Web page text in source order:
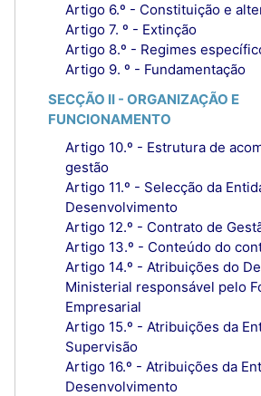
Artigo 6.º - Constituição e
Artigo 7. º - Extinção
Artigo 8.º - Regimes
Artigo 9. º - Fundamentação
SECÇÃO II - ORGANIZAÇÃO E
FUNCIONAMENTO
Artigo 10.º - Estrutura de
gestão
Artigo 11.º - Selecção da
Desenvolvimento
Artigo 12.º - Contrato de
Artigo 13.º - Conteúdo do
Artigo 14.º - Atribuições do
Ministerial responsável pelo
Empresarial
Artigo 15.º - Atribuições da
Supervisão
Artigo 16.º - Atribuições da
Desenvolvimento